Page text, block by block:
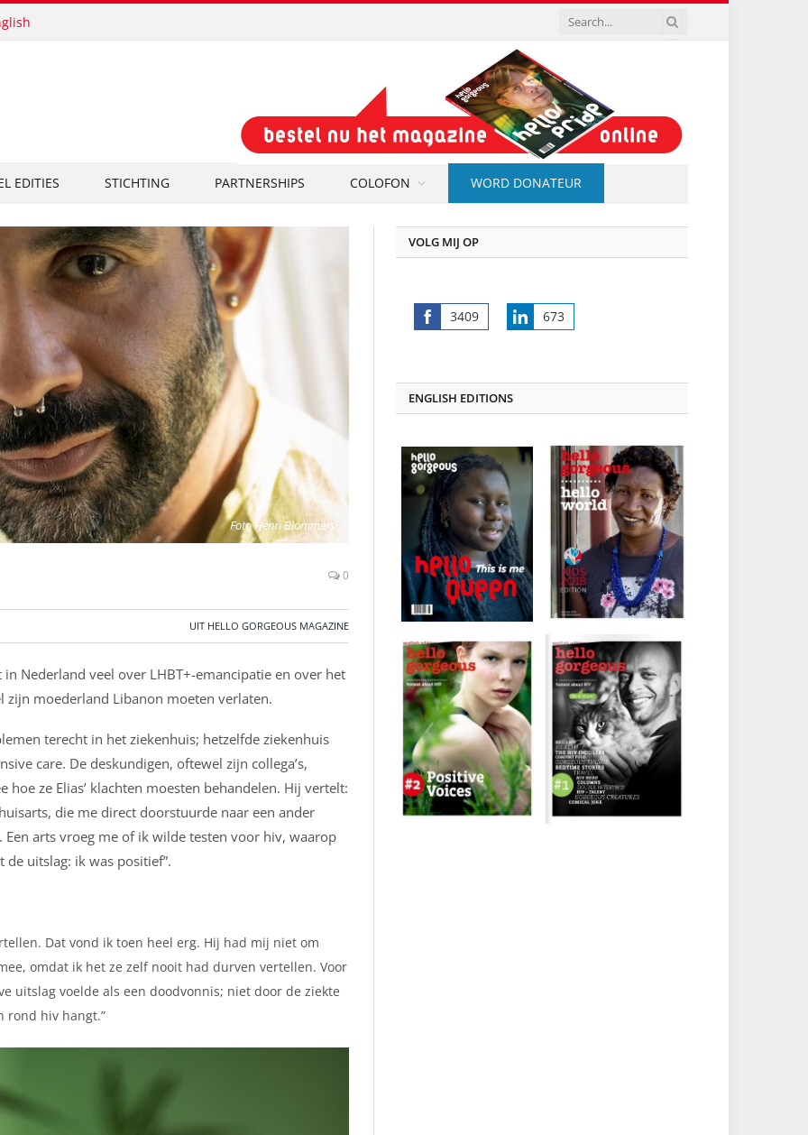
EDITIES STICHTING PARTNERSHIPS COLOFON WORD DONATEUR
Foto Henri Blommers
0
UIT HELLO GORGEOUS MAGAZINE
Nederland veel over LHBT+-emancipatie en over het
moederland Libanon moeten verlaten.
terecht in het ziekenhuis; hetzelfde ziekenhuis
care. De deskundigen, oftewel zijn collega’s,
ze Elias’ klachten moesten behandelen. Hij vertelt:
die me direct doorstuurde naar een ander
arts vroeg me of ik wilde testen voor hiv, waarop
uitslag: ik was positief”.
Dat vond ik toen heel erg. Hij had mij niet om
omdat ik het ze zelf nooit had durven vertellen. Voor
uitslag voelde als een doodvonnis; niet door de ziekte
rond hiv hangt.”
VOLG MIJ OP
3409
Share
673
Share
ENGLISH EDITIONS